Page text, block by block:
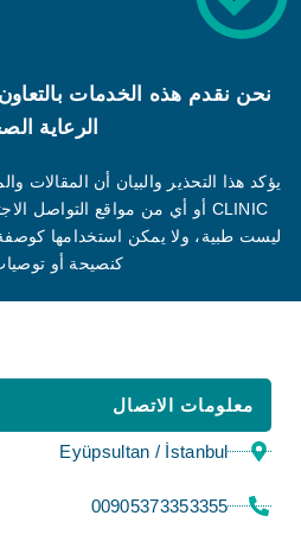
نحن نقدم هذه الخدمات
الرعاية
ليست طبية، ولا يمكن استخدامها كوصفة
كنصيحة أو
معلومات الاتصال
Eyüpsultan / İstanbul
00905373353355